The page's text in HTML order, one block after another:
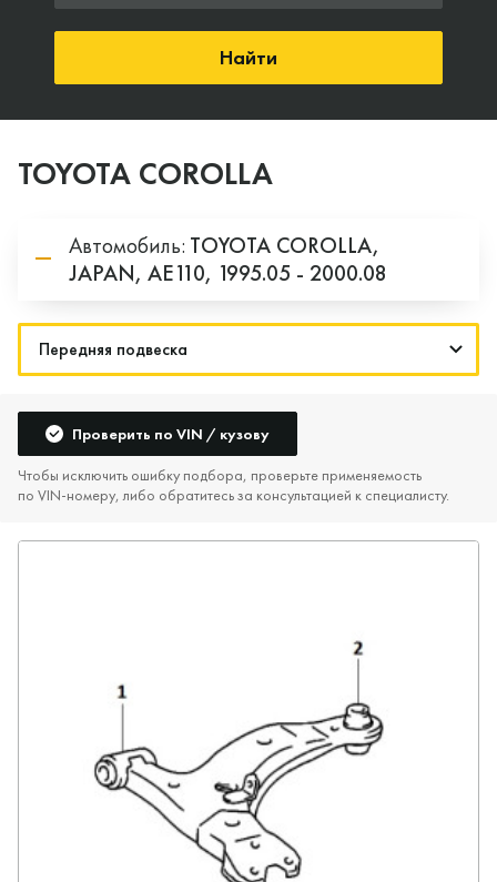
Найти
TOYOTA COROLLA
Автомобиль: TOYOTA COROLLA,
JAPAN, AE110, 1995.05 - 2000.08
Проверить по VIN / кузову
Чтобы исключить ошибку подбора, проверьте применяемость
по VIN‑номеру, либо обратитесь за консультацией к специалисту.